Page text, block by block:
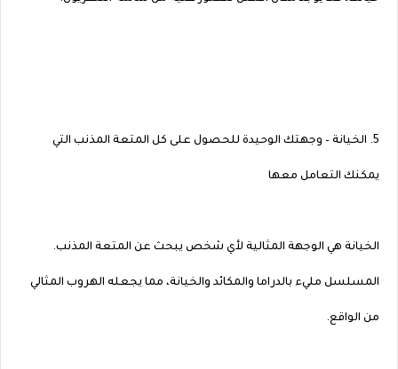
5. الخيانة – وجهتك الوحيدة للحصول على كل المتعة المذنب التي
يمكنك التعامل معها
الخيانة هي الوجهة المثالية لأي شخص يبحث عن المتعة المذنب.
المسلسل مليء بالدراما والمكائد والخيانة، مما يجعله الهروب المثالي
من الواقع.